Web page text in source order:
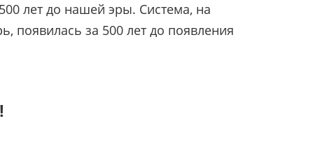
лет до нашей эры. Система, на
появилась за 500 лет до появления